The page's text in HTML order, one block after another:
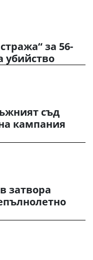
за 56-
убийство
съд
кампания
затвора